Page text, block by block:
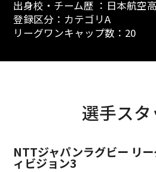
出身校・チーム歴 ：日本航空
登録区分：カテゴリA
リーグワンキャップ数：20
選手スタ
NTTジャパンラグビー リ
ィビジョン3